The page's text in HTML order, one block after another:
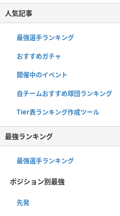
人気記事
最強選手ランキング
おすすめガチャ
開催中のイベント
自チームおすすめ球団ランキング
Tier表ランキング作成ツール
最強ランキング
最強選手ランキング
ポジション別最強
先発